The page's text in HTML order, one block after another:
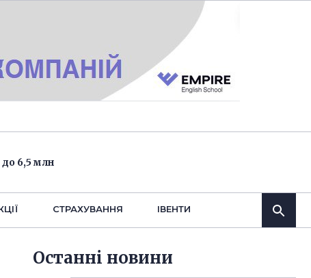
6,5 млн
СТРАХУВАННЯ IВЕНТИ
Останнi новини